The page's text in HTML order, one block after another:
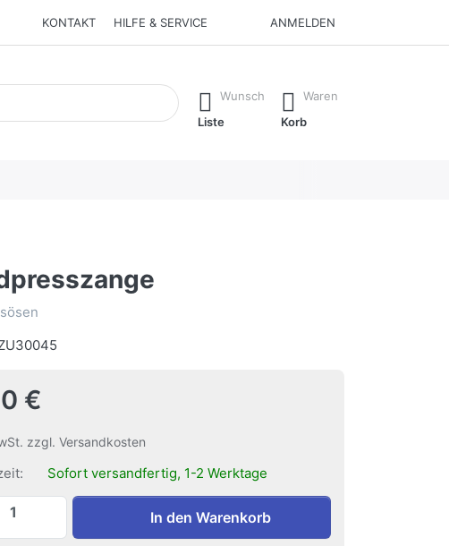
KONTAKT HILFE & SERVICE ANMELDEN
Während Sie tippen, erscheinen automatisch erste Ergebnisse.
Wunsch
Liste
Waren
Korb
€
zzgl. Versandkosten
Sofort versandfertig, 1-2 Werktage
Handpresszange zu 6,90 €, Menge 1.
In den Warenkorb